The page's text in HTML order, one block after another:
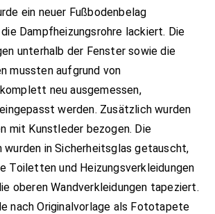
ein neuer Fußbodenbelag
Dampfheizungsrohre lackiert. Die
unterhalb der Fenster sowie die
mussten aufgrund von
neu ausgemessen,
werden. Zusätzlich wurden
mit Kunstleder bezogen. Die
wurden in Sicherheitsglas getauscht,
Toiletten und Heizungsverkleidungen
oberen Wandverkleidungen tapeziert.
nach Originalvorlage als Fototapete